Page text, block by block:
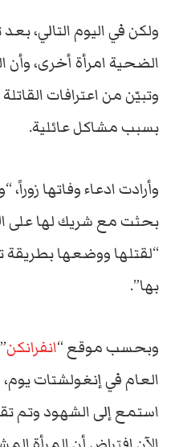
ولكن في اليوم التالي،
الضحية امرأة أخرى، وأن
وتبيّن من اعترافات
بسبب مشاكل عائلية.
وأرادت ادعاء وفاتها
بحثت مع شريك لها على
“لقتلها ووضعها
بها”.
وبحسب موقع “انفرانكن
العام في إنغولشتات يوم،
استمع إلى الشهود وتم